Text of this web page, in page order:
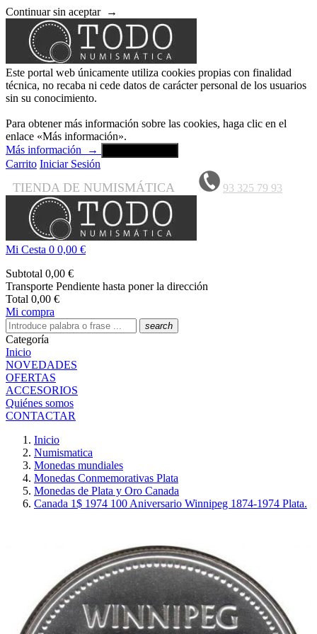
Continuar sin aceptar →
Este portal web únicamente utiliza cookies propias con finalidad
técnica, no recaba ni cede datos de carácter personal de los usuarios
sin su conocimiento.
Para obtener más información sobre las cookies, haga clic en el
enlace «Más información».
Más información
→
Carrito Iniciar Sesión
TIENDA DE NUMISMÁTICA 93 325 79 93
Mi Cesta 0 0,00 €
Subtotal 0,00 €
Transporte Pendiente hasta poner la dirección
Total 0,00 €
Mi compra
search
Categoría
Inicio
NOVEDADES
OFERTAS
ACCESORIOS
Quiénes somos
CONTACTAR
Inicio
Numismatica
Monedas mundiales
Monedas Conmemorativas Plata
Monedas de Plata y Oro Canada
Canada 1$ 1974 100 Aniversario Winnipeg 1874-1974 Plata.